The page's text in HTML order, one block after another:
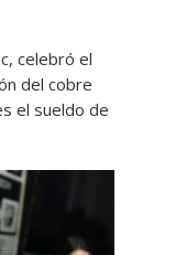
celebró el
del cobre
el sueldo de